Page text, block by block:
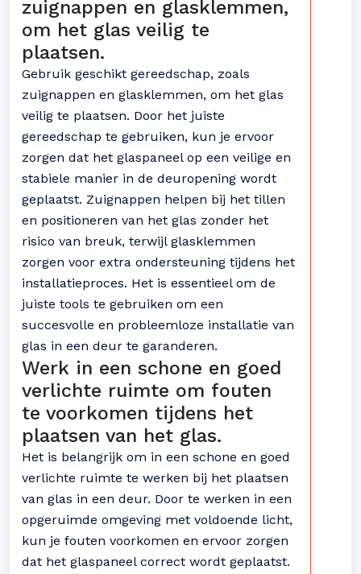
zuignappen en glasklemmen,
om het glas veilig te
plaatsen.
Gebruik geschikt gereedschap, zoals
zuignappen en glasklemmen, om het glas
veilig te plaatsen. Door het juiste
gereedschap te gebruiken, kun je ervoor
zorgen dat het glaspaneel op een veilige en
stabiele manier in de deuropening wordt
geplaatst. Zuignappen helpen bij het tillen
en positioneren van het glas zonder het
risico van breuk, terwijl glasklemmen
zorgen voor extra ondersteuning tijdens het
installatieproces. Het is essentieel om de
juiste tools te gebruiken om een
succesvolle en probleemloze installatie van
glas in een deur te garanderen.
Werk in een schone en goed
verlichte ruimte om fouten
te voorkomen tijdens het
plaatsen van het glas.
Het is belangrijk om in een schone en goed
verlichte ruimte te werken bij het plaatsen
van glas in een deur. Door te werken in een
opgeruimde omgeving met voldoende licht,
kun je fouten voorkomen en ervoor zorgen
dat het glaspaneel correct wordt geplaatst.